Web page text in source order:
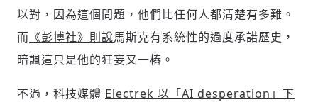
以對，因為這個問題，他們比任何人都清楚有多難。
而 《彭博社》則說馬斯克有系統性的過度承諾歷史，
暗諷這只是他的狂妄又一樁。
不過，科技媒體 Electrek 以「AI desperation」下